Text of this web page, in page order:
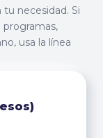
necesidad. Si
usa la línea